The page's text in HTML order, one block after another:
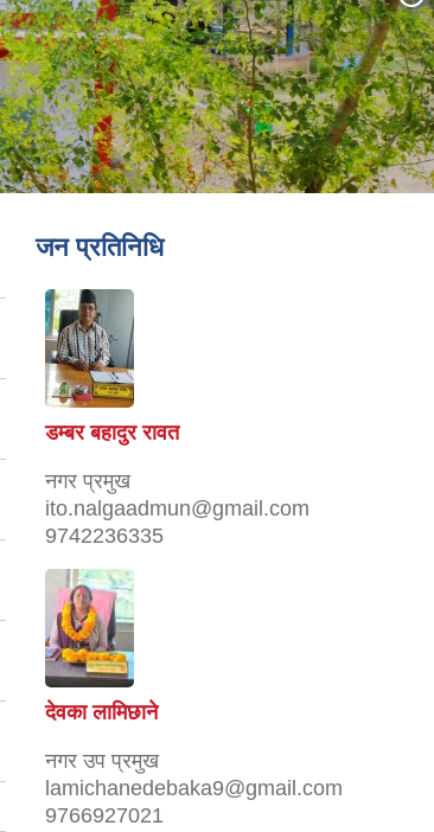
जन प्रतिनिधि
डम्बर बहादुर रावत
नगर प्रमुख
ito.nalgaadmun@gmail.com
9742236335
देवका लामिछाने
नगर उप प्रमुख
lamichanedebaka9@gmail.com
9766927021